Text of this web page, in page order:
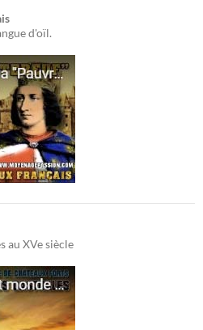
d'oïl.
au XVe siècle